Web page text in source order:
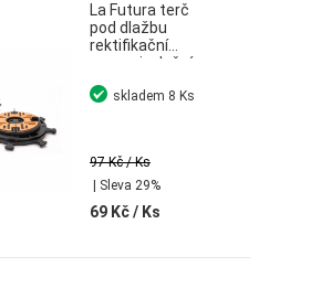
La Futura terč
pod dlažbu
rektifikační
samonivelační
H25-40 mm s
podložkou
97 Kč/ Ks
| Sleva 29%
69 Kč/ Ks
skladem 8 Ks